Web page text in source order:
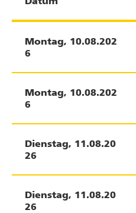
Montag, 10.08.202
6
Montag, 10.08.202
6
Dienstag, 11.08.20
26
Dienstag, 11.08.20
26